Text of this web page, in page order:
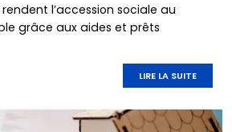
l’accession sociale au
grâce aux aides et prêts
LIRE LA SUITE